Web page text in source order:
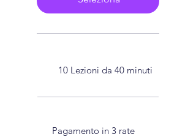
10 Lezioni da 40 minuti
Pagamento in 3 rate